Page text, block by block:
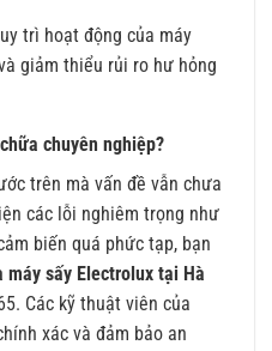
trì hoạt động của máy
giảm thiểu rủi ro hư hỏng
chuyên nghiệp?
trên mà vấn đề vẫn chưa
các lỗi nghiêm trọng như
biến quá phức tạp, bạn
máy sấy Electrolux tại Hà
Các kỹ thuật viên của
xác và đảm bảo an